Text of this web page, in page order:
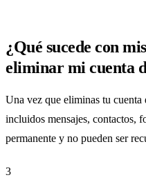
¿Qué sucede con
eliminar mi cuenta
Una vez que eliminas tu cuenta
incluidos mensajes, contactos,
permanente y no pueden ser
3